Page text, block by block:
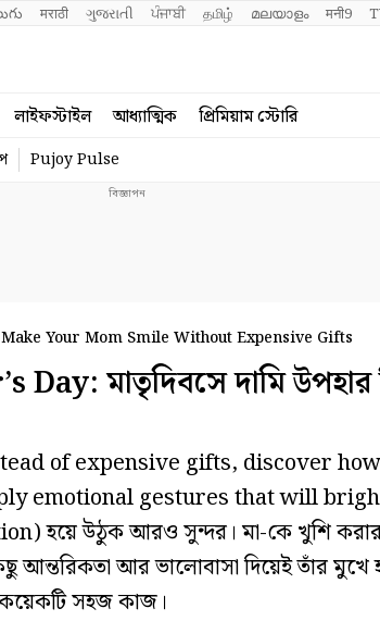
मराठी ગુજરાતી ਪੰਜਾਬੀ தமிழ் മലയാളം मनी9
লাইফস্টাইল আধ্যাত্মিক প্রিমিয়াম স্টোরি
Pujoy Pulse
Your Mom Smile Without Expensive Gifts
মাতৃদিবসে দামি উপহার
of expensive gifts, discover
emotional gestures that will
হয়ে উঠুক আরও সুন্দর। মা-কে খুশি
আর ভালোবাসা দিয়েই তাঁর মুখে
কয়েকটি সহজ কাজ।